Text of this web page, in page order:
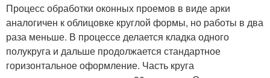
Процесс обработки оконных проемов в виде арки
аналогичен к облицовке круглой формы, но работы в два
раза меньше. В процессе делается кладка одного
полукруга и дальше продолжается стандартное
горизонтальное оформление. Часть круга